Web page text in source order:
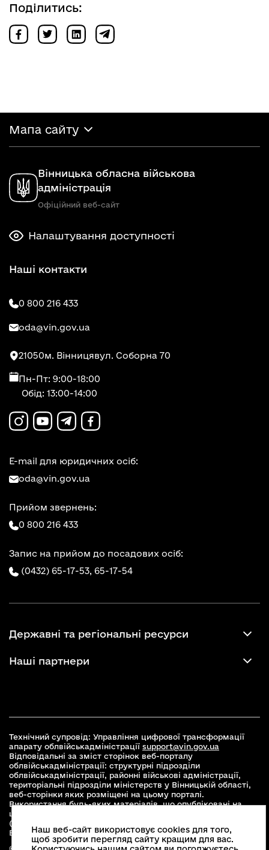
Поділитись:
Мапа сайту
Вінницька обласна військова
адміністрація
Офіційний веб-сайт
Налаштування доступності
Наші контакти
0 800 216 433
oda@vin.gov.ua
21050м. Вінницявул. Соборна 70
Пн-Пт: 9:00-18:00
Обід: 13:00-14:00
E-mail для юридичних осіб:
oda@vin.gov.ua
Прийом звернень:
0 800 216 433
Запис на прийом до посадових осіб:
(0432) 65-17-53, 65-17-54
Державні та регіональні ресурси
Наші партнери
Технічний супровід: Управління цифрової трансформації
апарату облвійськадміністрації support@vin.gov.ua
Відповідальні за зміст сторінок веб-порталу
облвійськадміністрації: структурні підрозділи
облвійськадміністрації, районні військові адміністрації,
територіальні підрозділи міністерств у Вінницькій області,
веб-сторінки яких розміщені на цьому порталі.
Використання будь-яких матеріалів, що опубліковані на
цьому сайті, дозволяється при умові зазначення посилання
(для інтернет-видань - гіперпосилання) на офіційний сайт
Вінницької облвійськадміністраціїwww.vin.gov.ua .
© 2026 Весь контент доступний за ліцензією Creative
Наш веб-сайт використовує cookies для того,
щоб зробити перегляд сайту кращим для вас.